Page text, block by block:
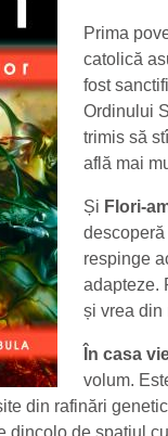
Prima
catolică
fost
Ordinului
trimis să
află mai
Și Flori-
respinge
adapteze.
și vrea din
În casa
volum.
din rafinări
dincolo de spațiul